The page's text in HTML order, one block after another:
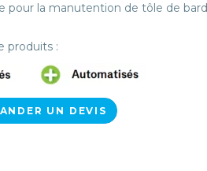
pour la manutention de tôle de
produits :
UN DEVIS